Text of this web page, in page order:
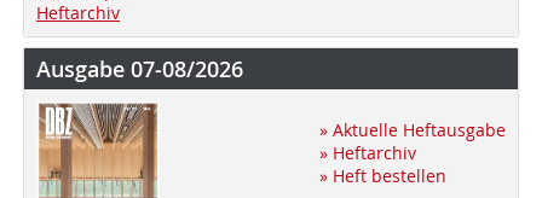
Heftarchiv
Ausgabe 07-08/2026
» Aktuelle Heftausgabe
» Heftarchiv
» Heft bestellen